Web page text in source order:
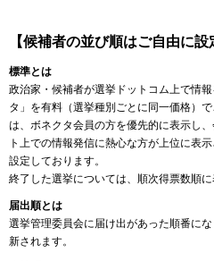
【候補者の並び順はご自由に設
標準とは
政治家・候補者が選挙ドットコム上で情
タ」を有料（選挙種別ごとに同一価格）
は、ボネクタ会員の方を優先的に表示し
ト上での情報発信に熱心な方が上位に表
設定しております。
終了した選挙については、順次得票数順に
届出順とは
選挙管理委員会に届け出があった順番に
新されます。